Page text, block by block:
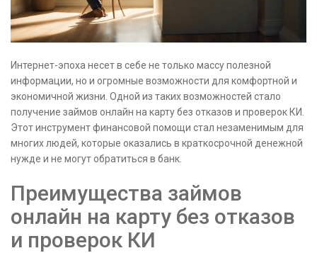
Интернет-эпоха несет в себе не только массу полезной
информации, но и огромные возможности для комфортной и
экономичной жизни. Одной из таких возможностей стало
получение займов онлайн на карту без отказов и проверок КИ.
Этот инструмент финансовой помощи стал незаменимым для
многих людей, которые оказались в краткосрочной денежной
нужде и не могут обратиться в банк.
Преимущества займов
онлайн на карту без отказов
и проверок КИ